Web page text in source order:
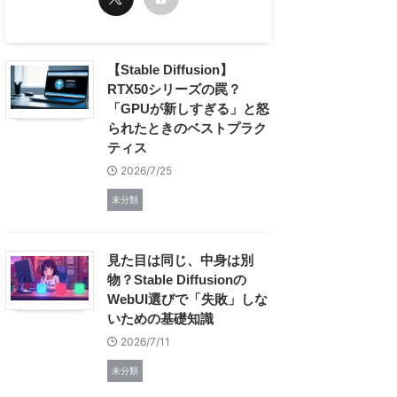
【Stable Diffusion】
RTX50シリーズの罠？
「GPUが新しすぎる」と怒
られたときのベストプラク
ティス
2026/7/25
未分類
見た目は同じ、中身は別
物？Stable Diffusionの
WebUI選びで「失敗」しな
いための基礎知識
2026/7/11
未分類